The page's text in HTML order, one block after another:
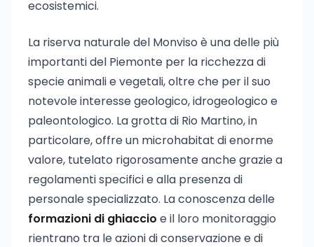
ecosistemici.
La riserva naturale del Monviso è una delle più
importanti del Piemonte per la ricchezza di
specie animali e vegetali, oltre che per il suo
notevole interesse geologico, idrogeologico e
paleontologico. La grotta di Rio Martino, in
particolare, offre un microhabitat di enorme
valore, tutelato rigorosamente anche grazie a
regolamenti specifici e alla presenza di
personale specializzato. La conoscenza delle
formazioni di ghiaccio e il loro monitoraggio
rientrano tra le azioni di conservazione e di